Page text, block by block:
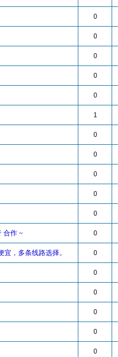
0
0
0
0
0
1
0
0
0
0
0
合作 ~ 0
，多条线路选择。 0
0
0
0
0
0